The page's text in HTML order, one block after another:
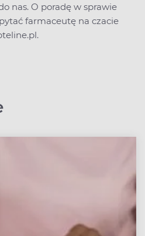
nas. O poradę w sprawie
farmaceutę na czacie